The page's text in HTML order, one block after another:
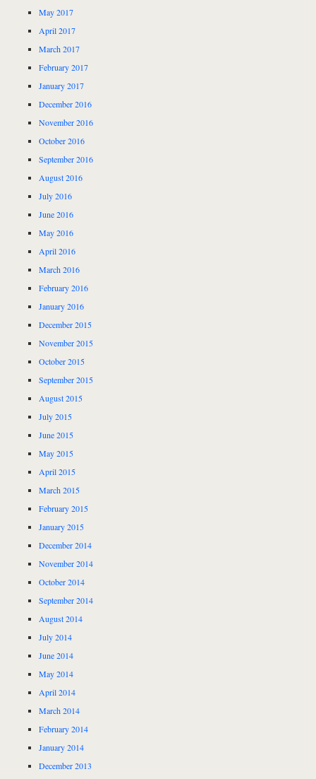
May 2017
April 2017
March 2017
February 2017
January 2017
December 2016
November 2016
October 2016
September 2016
August 2016
July 2016
June 2016
May 2016
April 2016
March 2016
February 2016
January 2016
December 2015
November 2015
October 2015
September 2015
August 2015
July 2015
June 2015
May 2015
April 2015
March 2015
February 2015
January 2015
December 2014
November 2014
October 2014
September 2014
August 2014
July 2014
June 2014
May 2014
April 2014
March 2014
February 2014
January 2014
December 2013